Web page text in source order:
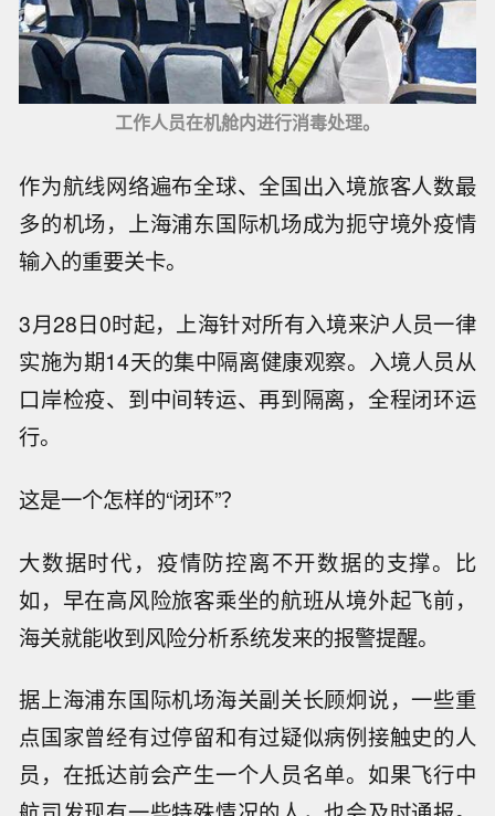
工作人员在机舱内进行消毒处理。
作为航线网络遍布全球、全国出入境旅客人数最
多的机场，上海浦东国际机场成为扼守境外疫情
输入的重要关卡。
3月28日0时起，上海针对所有入境来沪人员一律
实施为期14天的集中隔离健康观察。入境人员从
口岸检疫、到中间转运、再到隔离，全程闭环运
行。
这是一个怎样的“闭环”？
大数据时代，疫情防控离不开数据的支撑。比
如，早在高风险旅客乘坐的航班从境外起飞前，
海关就能收到风险分析系统发来的报警提醒。
据上海浦东国际机场海关副关长顾炯说，一些重
点国家曾经有过停留和有过疑似病例接触史的人
员，在抵达前会产生一个人员名单。如果飞行中